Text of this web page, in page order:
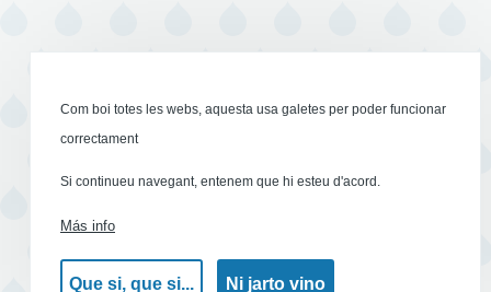
Com boi totes les webs, aquesta usa galetes per poder funcionar
correctament
Si continueu navegant, entenem que hi esteu d'acord.
Más info
Que si, que si... Ni jarto vino